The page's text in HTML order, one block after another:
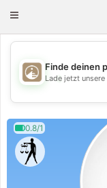
Toggle
💖
Finde deinen
Lade jetzt
0.8/1